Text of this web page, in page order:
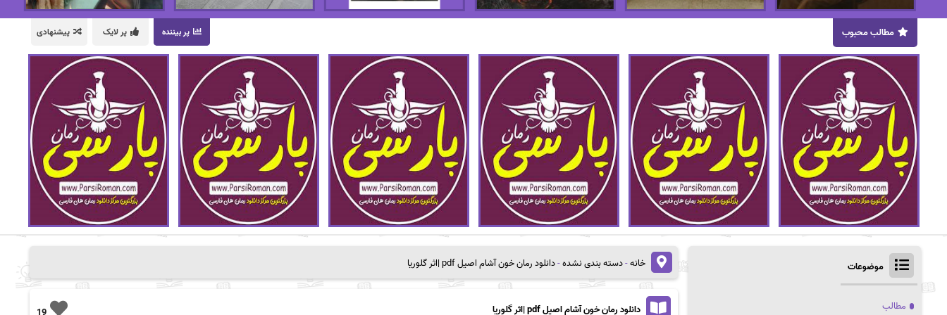
پر بیننده پر لایک پیشنهادی مطالب محبوب
خانه-دسته بندی نشده-دانلود رمان خون آشام اصیل pdf |اثر گلوریا
دانلود رمان خون آشام اصیل pdf |اثر گلوریا
موضوعات
مطالب